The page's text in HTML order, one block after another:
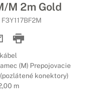
M 2m Gold
F3Y117BF2M
(M) Prepojovacie
konektory)
m